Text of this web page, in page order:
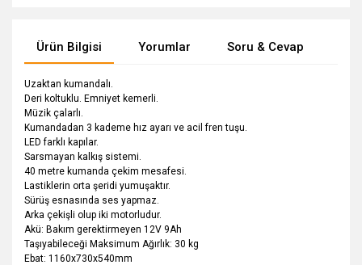
Ürün Bilgisi Yorumlar Soru & Cevap
Uzaktan kumandalı.
Deri koltuklu. Emniyet kemerli.
Müzik çalarlı.
Kumandadan 3 kademe hız ayarı ve acil fren tuşu.
LED farklı kapılar.
Sarsmayan kalkış sistemi.
40 metre kumanda çekim mesafesi.
Lastiklerin orta şeridi yumuşaktır.
Sürüş esnasında ses yapmaz.
Arka çekişli olup iki motorludur.
Akü: Bakım gerektirmeyen 12V 9Ah
Taşıyabileceği Maksimum Ağırlık: 30 kg
Ebat: 1160x730x540mm